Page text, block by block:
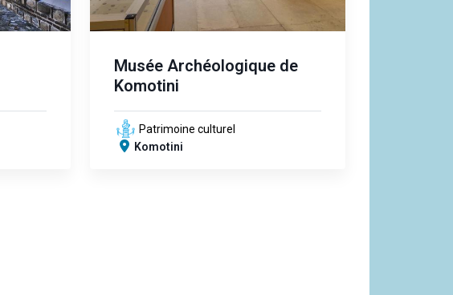
Musée Archéologique de
Komotini
Patrimoine culturel
Komotini